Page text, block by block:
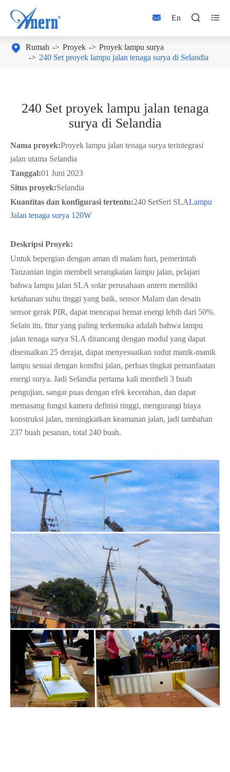
 En  
 Rumah Proyek
Proyek lampu surya
240 Set proyek lampu jalan tenaga surya di Selandia
240 Set proyek lampu jalan tenaga
surya di Selandia
Nama proyek:Proyek lampu jalan tenaga surya terintegrasi
jalan utama Selandia
Tanggal:01 Juni 2023
Situs proyek:Selandia
Kuantitas dan konfigurasi tertentu:240 SetSeri SLALampu
Jalan tenaga surya 120W
Deskripsi Proyek:
Untuk bepergian dengan aman di malam hari, pemerintah
Tanzanian ingin membeli serangkaian lampu jalan, pelajari
bahwa lampu jalan SLA solar perusahaan antern memiliki
ketahanan suhu tinggi yang baik, sensor Malam dan desain
sensor gerak PIR, dapat mencapai hemat energi lebih dari 50%.
Selain itu, fitur yang paling terkemuka adalah bahwa lampu
jalan tenaga surya SLA dirancang dengan modul yang dapat
disesuaikan 25 derajat, dapat menyesuaikan sudut manik-manik
lampu sesuai dengan kondisi jalan, perluas tingkat pemanfaatan
energi surya. Jadi Selandia pertama kali membeli 3 buah
pengujian, sangat puas dengan efek kecerahan, dan dapat
memasang fungsi kamera definisi tinggi, mengurangi biaya
konstruksi jalan, meningkatkan keamanan jalan, jadi tambahan
237 buah pesanan, total 240 buah.